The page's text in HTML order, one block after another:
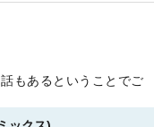
もあるということでご